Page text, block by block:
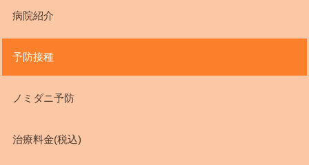
病院紹介
予防接種
ノミダニ予防
治療料金(税込)